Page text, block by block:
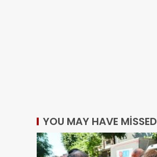
YOU MAY HAVE MISSED